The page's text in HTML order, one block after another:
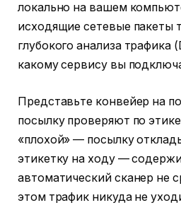
локально на вашем
исходящие сетевые пакеты
глубокого анализа трафика
какому сервису вы
Представьте конвейер на
посылку проверяют по
«плохой» — посылку
этикетку на ходу —
автоматический сканер не
этом трафик никуда не